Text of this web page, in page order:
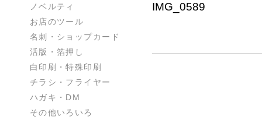
ノベルティ
お店のツール
名刺・ショップカード
活版・箔押し
白印刷・特殊印刷
チラシ・フライヤー
ハガキ・DM
その他いろいろ
IMG_0589